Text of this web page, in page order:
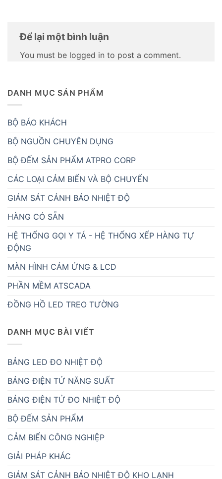
Để lại một bình luận
You must be logged in to post a comment.
DANH MỤC SẢN PHẨM
BỘ BÁO KHÁCH
BỘ NGUỒN CHUYÊN DỤNG
BỘ ĐẾM SẢN PHẨM ATPRO CORP
CÁC LOẠI CẢM BIẾN VÀ BỘ CHUYỂN
GIÁM SÁT CẢNH BÁO NHIỆT ĐỘ
HÀNG CÓ SẴN
HỆ THỐNG GỌI Y TÁ - HỆ THỐNG XẾP HÀNG TỰ
ĐỘNG
MÀN HÌNH CẢM ỨNG & LCD
PHẦN MỀM ATSCADA
ĐỒNG HỒ LED TREO TƯỜNG
DANH MỤC BÀI VIẾT
BẢNG LED ĐO NHIỆT ĐỘ
BẢNG ĐIỆN TỬ NĂNG SUẤT
BẢNG ĐIỆN TỬ ĐO NHIỆT ĐỘ
BỘ ĐẾM SẢN PHẨM
CẢM BIẾN CÔNG NGHIỆP
GIẢI PHÁP KHÁC
GIÁM SÁT CẢNH BÁO NHIỆT ĐỘ KHO LẠNH